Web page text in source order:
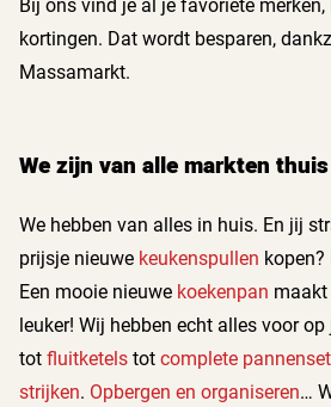
Bij ons vind je al je favoriete
kortingen. Dat wordt besparen,
Massamarkt.
We zijn van alle markten thuis
We hebben van alles in huis. En jij
prijsje nieuwe keukenspullen
Een mooie nieuwe koekenpan
leuker! Wij hebben echt alles voor
tot fluitketels tot complete
strijken. Opbergen en organiseren…